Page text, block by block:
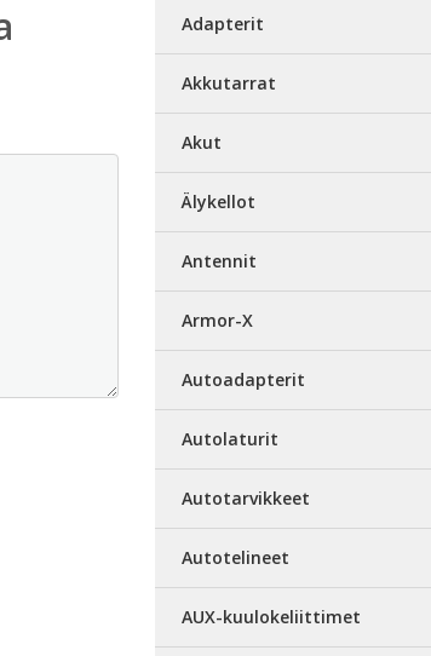
Adapterit
Akkutarrat
Akut
Älykellot
Antennit
Armor-X
Autoadapterit
Autolaturit
Autotarvikkeet
Autotelineet
AUX-kuulokeliittimet